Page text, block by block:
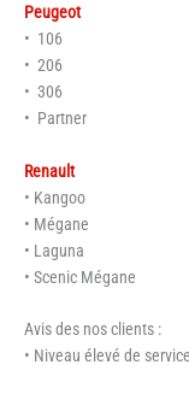
Peugeot
• 106
• 206
• 306
• Partner
Renault
• Kangoo
• Mégane
• Laguna
• Scenic Mégane
Avis des nos clients :
• Niveau élevé de